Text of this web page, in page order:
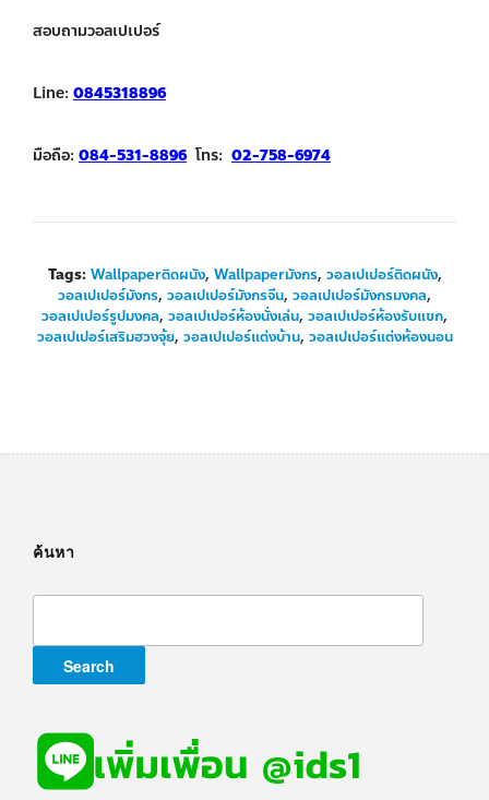
สอบถามวอลเปเปอร์
Line: 0845318896
มือถือ: 084-531-8896 โทร: 02-758-6974
Tags: Wallpaperติดผนัง, Wallpaperมังกร, วอลเปเปอร์ติดผนัง,
วอลเปเปอร์มังกร, วอลเปเปอร์มังกรจีน, วอลเปเปอร์มังกรมงคล,
วอลเปเปอร์รูปมงคล, วอลเปเปอร์ห้องนั่งเล่น, วอลเปเปอร์ห้องรับแขก,
วอลเปเปอร์เสริมฮวงจุ้ย, วอลเปเปอร์แต่งบ้าน, วอลเปเปอร์แต่งห้องนอน
ค้นหา